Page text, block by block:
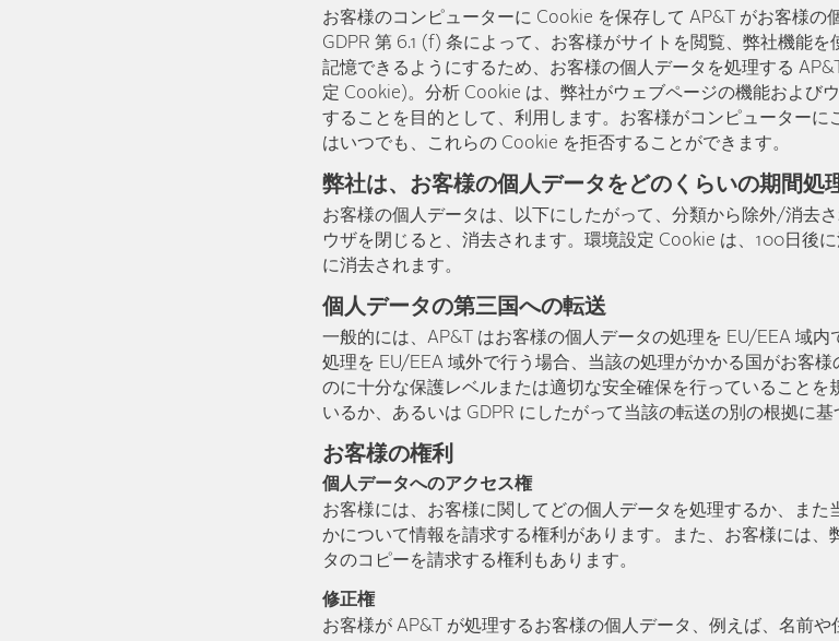
お客様のコンピューターに Cookie を保存して AP&T がお客様の
GDPR 第 6.1 (f) 条によって、お客様がサイトを閲覧、弊社機能
記憶できるようにするため、お客様の個人データを処理する
定 Cookie)。分析 Cookie は、弊社がウェブページの機能および
することを目的として、利用します。お客様がコンピューターに
はいつでも、これらの Cookie を拒否することができます。
弊社は、お客様の個人データをどのくらいの期間処
お客様の個人データは、以下にしたがって、分類から除外/消去
ウザを閉じると、消去されます。環境設定 Cookie は、100日後
に消去されます。
個人データの第三国への転送
一般的には、AP&T はお客様の個人データの処理を EU/EEA 域
処理を EU/EEA 域外で行う場合、当該の処理がかかる国がお客
のに十分な保護レベルまたは適切な安全確保を行っていることを
いるか、あるいは GDPR にしたがって当該の転送の別の根拠に基
お客様の権利
個人データへのアクセス権
お客様には、お客様に関してどの個人データを処理するか、また
かについて情報を請求する権利があります。また、お客様には、
タのコピーを請求する権利もあります。
修正権
お客様が AP&T が処理するお客様の個人データ、例えば、名前